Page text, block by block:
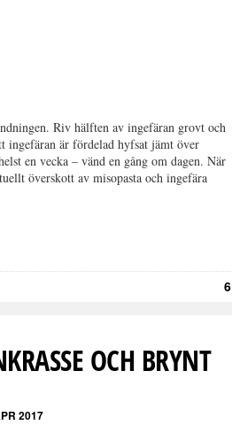
Riv hälften av ingefäran grovt och
ingefäran är fördelad hyfsat jämt över
en vecka – vänd en gång om dagen. När
överskott av misopasta och ingefära
6
OCH BRYNT
2017